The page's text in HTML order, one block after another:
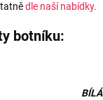
dle naší nabídky.
botníku:
BÍLÁ